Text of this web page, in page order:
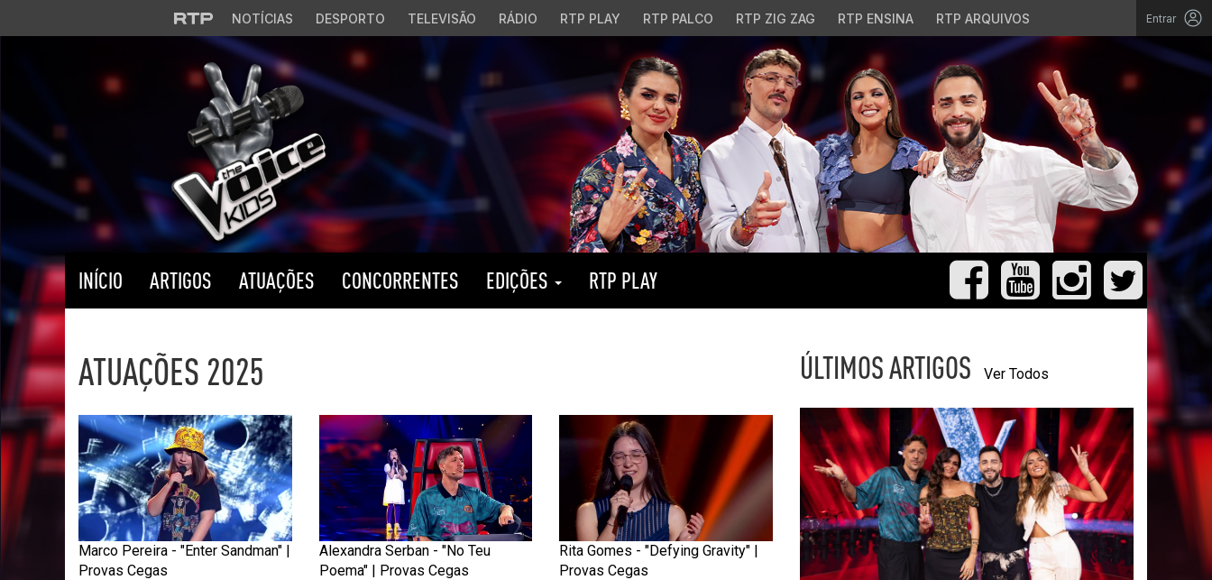
Saltar para o conteúdo principal
NOTÍCIAS DESPORTO TELEVISÃO RÁDIO RTP PLAY RTP PALCO RTP ZIG ZAG RTP ENSINA RTP ARQUIVOS Entrar
INÍCIO ARTIGOS ATUAÇÕES CONCORRENTES EDIÇÕES RTP PLAY
ATUAÇÕES 2025
Marco Pereira - "Enter Sandman" |
Provas Cegas
Alexandra Serban - "No Teu
Poema" | Provas Cegas
Rita Gomes - "Defying Gravity" |
Provas Cegas
ÚLTIMOS ARTIGOS Ver Todos